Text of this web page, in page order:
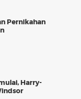
Pernikahan
Harry-